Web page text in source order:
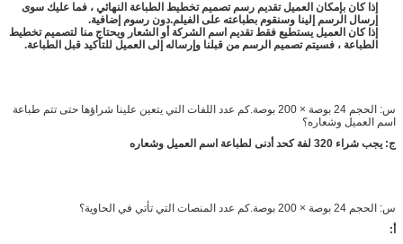
إذا كان بإمكان العميل تقديم رسم تصميم تخطيط الطباعة النهائي ، فما عليك سوى
إرسال الرسم إلينا وسنقوم بطباعته على الفيلم.دون رسوم إضافية.
إذا كان العميل يستطيع فقط تقديم اسم الشركة أو الشعار ويحتاج منا لتصميم تخطيط
الطباعة ، فسيتم تصميم الرسم من قبلنا وإرساله إلى العميل للتأكيد قبل الطباعة.
س: الحجم 24 بوصة × 200 بوصة.كم عدد اللفات التي يتعين علينا شراؤها حتى تتم طباعة
اسم العميل وشعاره؟
ج: يجب شراء 320 لفة كحد أدنى لطباعة اسم العميل وشعاره
س: الحجم 24 بوصة × 200 بوصة.كم عدد المنصات التي تأتي في الحاوية؟
أ: